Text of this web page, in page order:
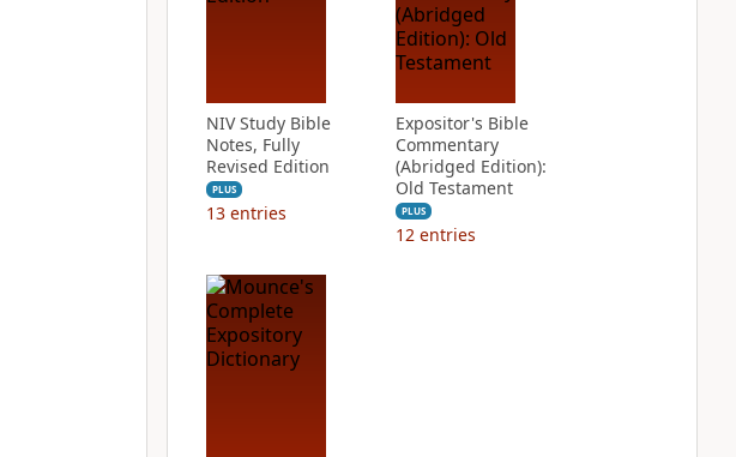
NIV Study Bible
Notes, Fully
Revised Edition
PLUS
13 entries
Expositor's Bible
Commentary
(Abridged Edition):
Old Testament
PLUS
12 entries